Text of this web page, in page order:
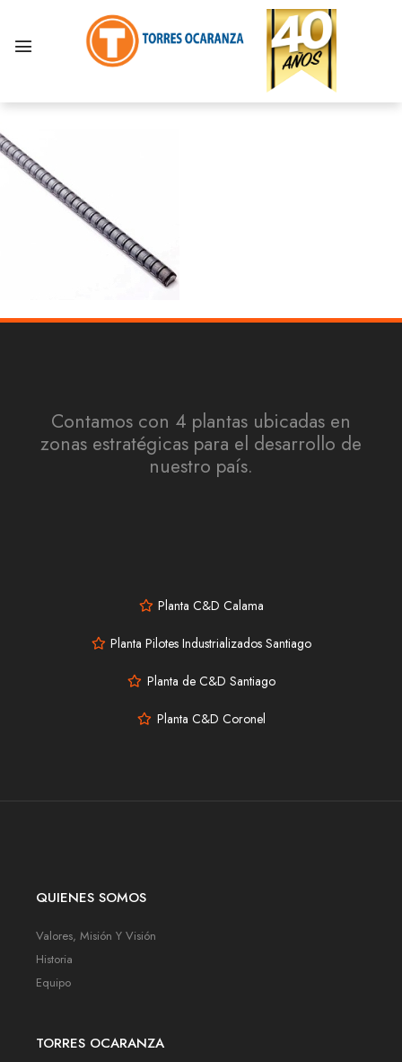
Contamos con 4 plantas ubicadas en
zonas estratégicas para el desarrollo de
nuestro país.
Planta C&D Calama
Planta Pilotes Industrializados Santiago
Planta de C&D Santiago
Planta C&D Coronel
QUIENES SOMOS
Valores, Misión Y Visión
Historia
Equipo
TORRES OCARANZA